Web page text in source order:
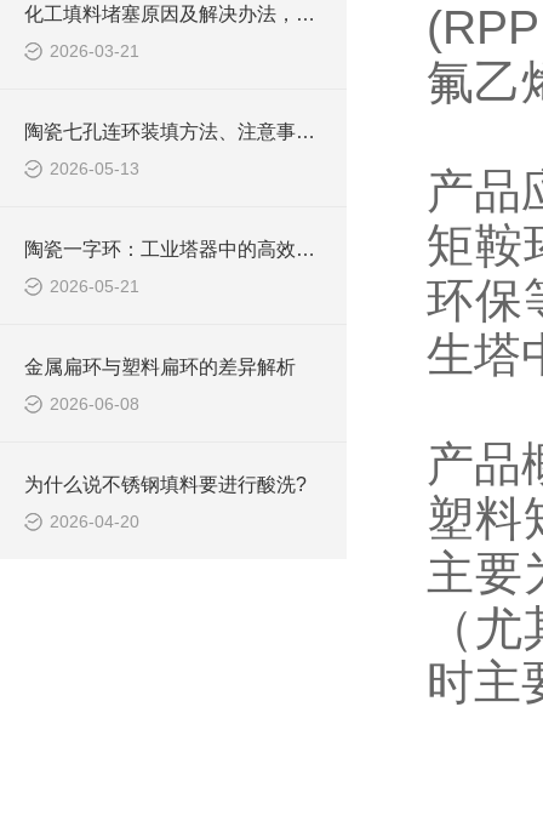
化工填料堵塞原因及解决办法，实用运维方案
2026-03-21
陶瓷七孔连环装填方法、注意事项及损耗控制
2026-05-13
陶瓷一字环：工业塔器中的高效结构化填料
2026-05-21
金属扁环与塑料扁环的差异解析
2026-06-08
为什么说不锈钢填料要进行酸洗?
2026-04-20
氟乙
产品
矩鞍
环保
生塔
产品
塑料
主要
（
时主